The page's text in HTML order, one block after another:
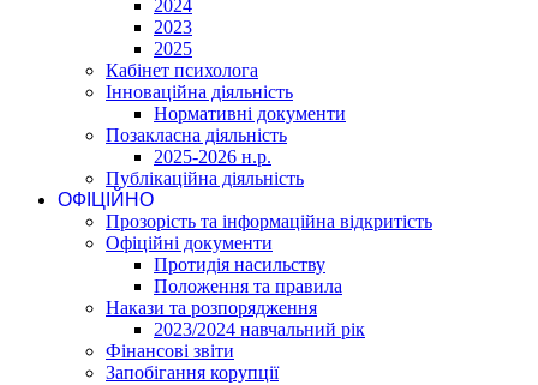
2024
2023
2025
Кабінет психолога
Інноваційна діяльність
Нормативні документи
Позакласна діяльність
2025-2026 н.р.
Публікаційна діяльність
ОФІЦІЙНО
Прозорість та інформаційна відкритість
Офіційні документи
Протидія насильству
Положення та правила
Накази та розпорядження
2023/2024 навчальний рік
Фінансові звіти
Запобігання корупції